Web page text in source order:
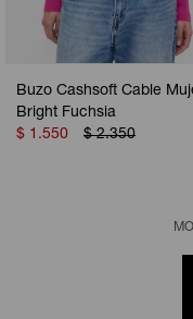
Buzo Cashsoft Cable
Bright Fuchsia
$ 1.550 $ 2.350